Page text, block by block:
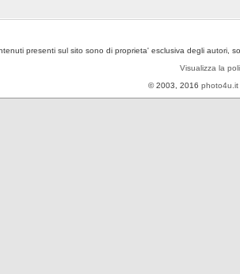
presenti sul sito sono di proprieta' esclusiva degli autori,
Visualizza la
© 2003, 2016 photo4u.it